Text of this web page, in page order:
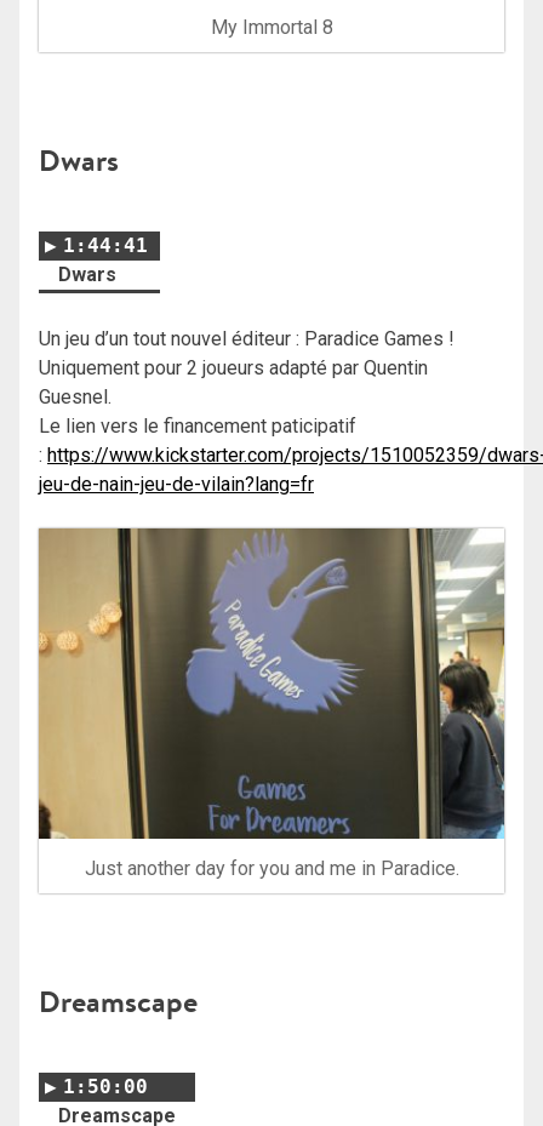
My Immortal 8
Dwars
1:44:41
Dwars
Un jeu d’un tout nouvel éditeur : Paradice Games !
Uniquement pour 2 joueurs adapté par Quentin
Guesnel.
Le lien vers le financement paticipatif
: https://www.kickstarter.com/projects/1510052359/
jeu-de-nain-jeu-de-vilain?lang=fr
Just another day for you and me in Paradice.
Dreamscape
1:50:00
Dreamscape